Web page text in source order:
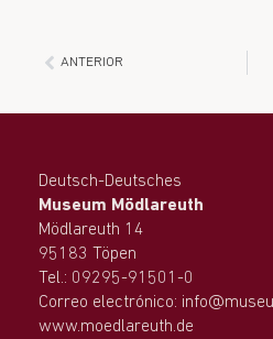
ANTERIOR
Deutsch-Deutsches
Museum Mödlareuth
Mödlareuth 14
95183 Töpen
Tel.: 09295-91501-0
Correo electrónico:
www.moedlareuth.de